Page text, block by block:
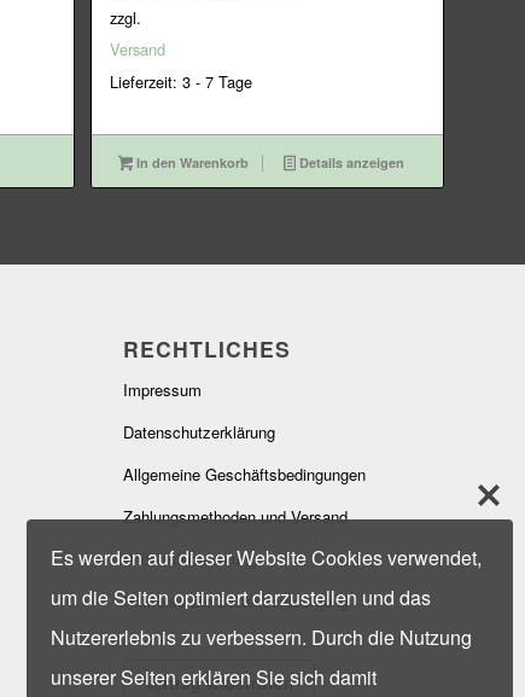
zzgl.
Versand
Lieferzeit: 3 - 7 Tage
In den Warenkorb Details anzeigen
RECHTLICHES
Impressum
Datenschutzerklärung
Allgemeine Geschäftsbedingungen
Zahlungsmethoden und Versand
Widerrufsbelehrung
Hinweise zur Batterieentsorgung
Vertrag widerrufen
Es werden auf dieser Website Cookies verwendet,
um die Seiten optimiert darzustellen und das
Nutzererlebnis zu verbessern. Durch die Nutzung
unserer Seiten erklären Sie sich damit